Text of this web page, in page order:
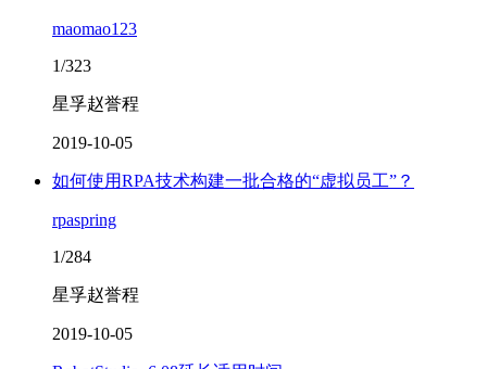
maomao123
1/323
星孚赵誉程
2019-10-05
如何使用RPA技术构建一批合格的“虚拟员工”？
rpaspring
1/284
星孚赵誉程
2019-10-05